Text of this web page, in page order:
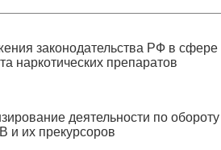
законодательства РФ в сфере
наркотических препаратов
деятельности по обороту
и их прекурсоров